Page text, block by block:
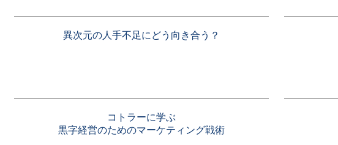
異次元の人手不足にどう向き合う？
コトラーに学ぶ
黒字経営のためのマーケティング戦術